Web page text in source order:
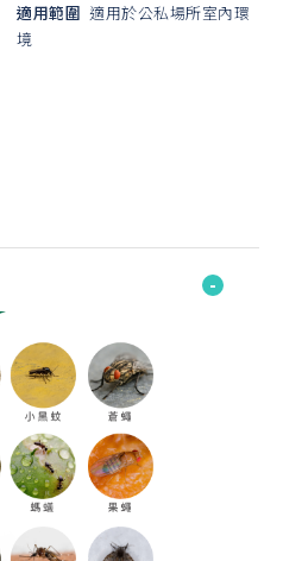
適用範圍 適用於公私場所室內環
境